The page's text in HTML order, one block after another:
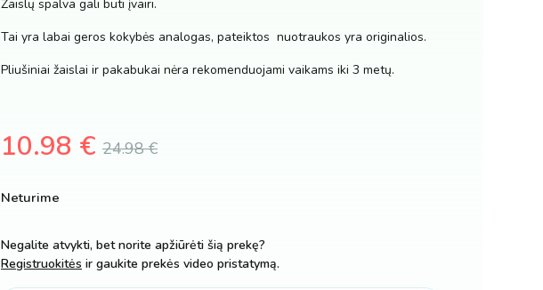
Žaislų spalva gali būti įvairi.
Tai yra labai geros kokybės analogas, pateiktos nuotraukos yra originalios.
Pliušiniai žaislai ir pakabukai nėra rekomenduojami vaikams iki 3 metų.
24.98€
Original
was:
10.98 €
Current
is:
Neturime
Negalite atvykti, bet norite apžiūrėti šią prekę?
Registruokitės ir gaukite prekės video pristatymą.